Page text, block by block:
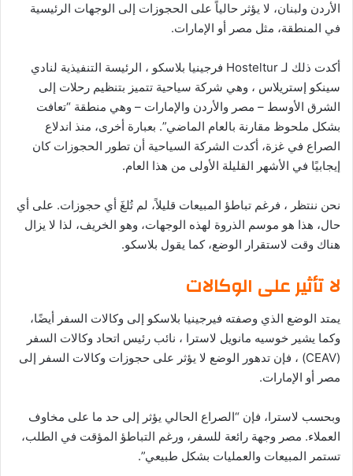
الأردن ولبنان، لا يؤثر حالياً على الحجوزات إلى الوجهات الرئيسية
في المنطقة، مثل مصر أو الإمارات.
أكدت ذلك لـ Hosteltur فرجينيا بلاسكو ، الرئيسة التنفيذية لنادي
سينكو إستريلاس ، وهي شركة سياحية تتميز بتنظيم رحلات إلى
الشرق الأوسط – مصر والأردن والإمارات – وهي منطقة “تعافت
بشكل ملحوظ مقارنة بالعام الماضي”. بعبارة أخرى، منذ اندلاع
الصراع في غزة، أكدت الشركة السياحية أن تطور الحجوزات كان
إيجابيًا في الأشهر القليلة الأولى من هذا العام.
نحن ننتظر ، فرغم تباطؤ المبيعات قليلاً، لم تُلغَ أي حجوزات. على أي
حال، هذا هو موسم الذروة لهذه الوجهات، وهو الخريف، لذا لا يزال
هناك وقت لاستقرار الوضع، كما يقول بلاسكو.
لا تأثير على الوكالات
يمتد الوضع الذي وصفته فيرجينيا بلاسكو إلى وكالات السفر أيضًا،
وكما يشير خوسيه مانويل لاسترا ، نائب رئيس اتحاد وكالات السفر
(CEAV) ، فإن تدهور الوضع لا يؤثر على حجوزات وكالات السفر إلى
مصر أو الإمارات.
وبحسب لاسترا، فإن “الصراع الحالي يؤثر إلى حد ما على مخاوف
العملاء. مصر وجهة رائعة للسفر، ورغم التباطؤ المؤقت في الطلب،
تستمر المبيعات والعمليات بشكل طبيعي”.